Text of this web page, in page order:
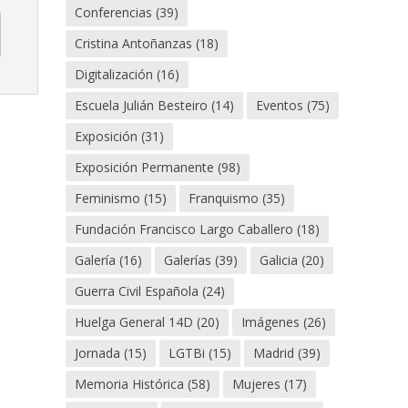
Conferencias (39)
Cristina Antoñanzas (18)
Digitalización (16)
Escuela Julián Besteiro (14) Eventos (75)
Exposición (31)
Exposición Permanente (98)
Feminismo (15) Franquismo (35)
Fundación Francisco Largo Caballero (18)
Galería (16) Galerías (39) Galicia (20)
Guerra Civil Española (24)
Huelga General 14D (20) Imágenes (26)
Jornada (15) LGTBi (15) Madrid (39)
Memoria Histórica (58) Mujeres (17)